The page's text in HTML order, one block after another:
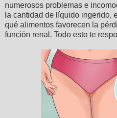
numerosos problemas e
la cantidad de líquido ingerido,
qué alimentos favorecen la
función renal. Todo esto te